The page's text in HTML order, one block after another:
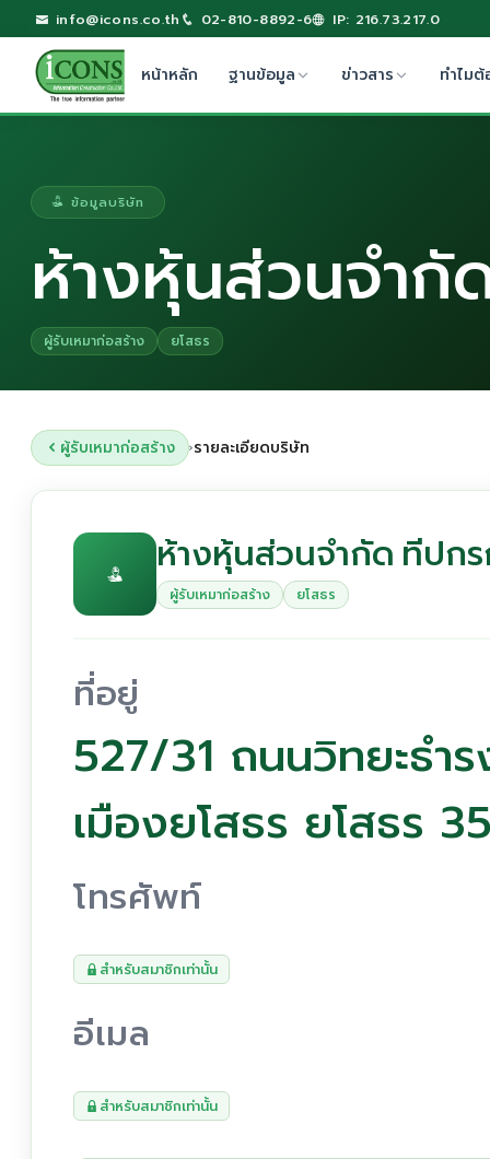
info@icons.co.th 02-810-8892-6 IP: 216.73.217.0
หน้าหลัก ฐานข้อมูล ข่าวสาร ทำไมต้
ข้อมูลบริษัท
ห้างหุ้นส่วนจำกั
ผู้รับเหมาก่อสร้าง ยโสธร
ผู้รับเหมาก่อสร้าง ›รายละเอียดบริษัท
ห้างหุ้นส่วนจำกัด ทีปกร
ผู้รับเหมาก่อสร้าง ยโสธร
ที่อยู่
527/31 ถนนวิทยะธำ
เมืองยโสธร ยโสธร
โทรศัพท์
สำหรับสมาชิกเท่านั้น
อีเมล
สำหรับสมาชิกเท่านั้น